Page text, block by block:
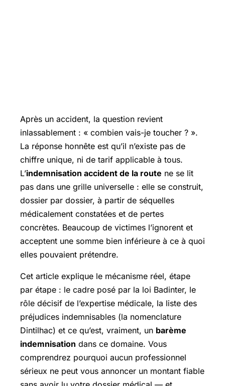
Après un accident, la question revient
inlassablement : « combien vais-je toucher ? ».
La réponse honnête est qu’il n’existe pas de
chiffre unique, ni de tarif applicable à tous.
L’indemnisation accident de la route ne se lit
pas dans une grille universelle : elle se construit,
dossier par dossier, à partir de séquelles
médicalement constatées et de pertes
concrètes. Beaucoup de victimes l’ignorent et
acceptent une somme bien inférieure à ce à quoi
elles pouvaient prétendre.
Cet article explique le mécanisme réel, étape
par étape : le cadre posé par la loi Badinter, le
rôle décisif de l’expertise médicale, la liste des
préjudices indemnisables (la nomenclature
Dintilhac) et ce qu’est, vraiment, un barème
indemnisation dans ce domaine. Vous
comprendrez pourquoi aucun professionnel
sérieux ne peut vous annoncer un montant fiable